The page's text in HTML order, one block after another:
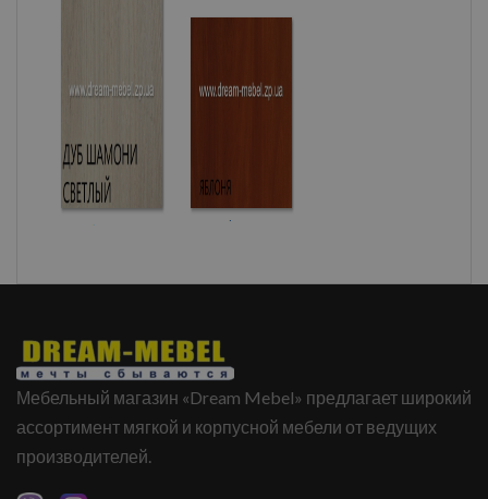
Мебельный магазин «Dream Mebel» предлагает широкий
ассортимент мягкой и корпусной мебели от ведущих
производителей.